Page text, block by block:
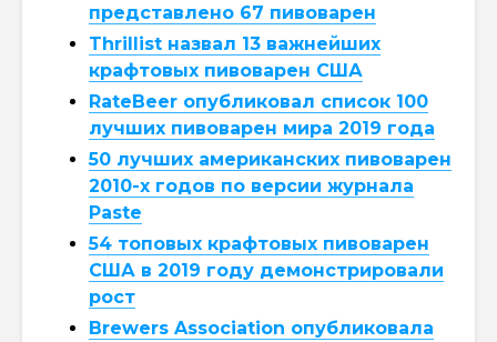
представлено 67 пивоварен
Thrillist назвал 13 важнейших
крафтовых пивоварен США
RateBeer опубликовал список 100
лучших пивоварен мира 2019 года
50 лучших американских пивоварен
2010-х годов по версии журнала
Paste
54 топовых крафтовых пивоварен
США в 2019 году демонстрировали
рост
Brewers Association опубликовала